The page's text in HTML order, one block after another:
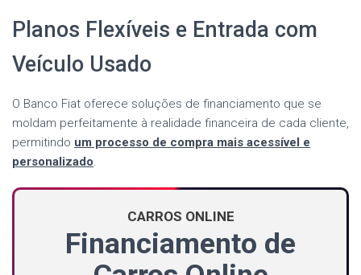
Planos Flexíveis e Entrada com
Veículo Usado
O Banco Fiat oferece soluções de financiamento que se
moldam perfeitamente à realidade financeira de cada cliente,
permitindo um processo de compra mais acessível e
personalizado.
CARROS ONLINE
Financiamento de